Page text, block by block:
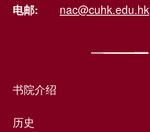
电邮: nac@cuhk.edu.hk
书院介绍
历史